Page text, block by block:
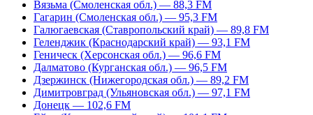
Вязьма (Смоленская обл.) — 88,3 FM
Гагарин (Смоленская обл.) — 95,3 FM
Галюгаевская (Ставропольский край) — 89,8 FM
Геленджик (Краснодарский край) — 93,1 FM
Геническ (Херсонская обл.) — 96,6 FM
Далматово (Курганская обл.) — 96,5 FM
Дзержинск (Нижегородская обл.) — 89,2 FM
Димитровград (Ульяновская обл.) — 97,1 FM
Донецк — 102,6 FM